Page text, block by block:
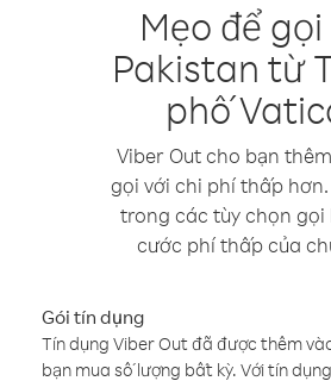
Mẹo để
Pakistan từ
phố
Viber Out cho bạn
gọi với chi phí thấp
trong các tùy chọn gọi
cước phí thấp của
Gói tín dụng
Tín dụng Viber Out đã được thêm
bạn mua số lượng bất kỳ. Với tín